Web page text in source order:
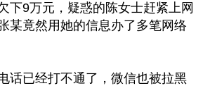
下9万元，疑惑的陈女士赶紧上网
某竟然用她的信息办了多笔网络
话已经打不通了，微信也被拉黑